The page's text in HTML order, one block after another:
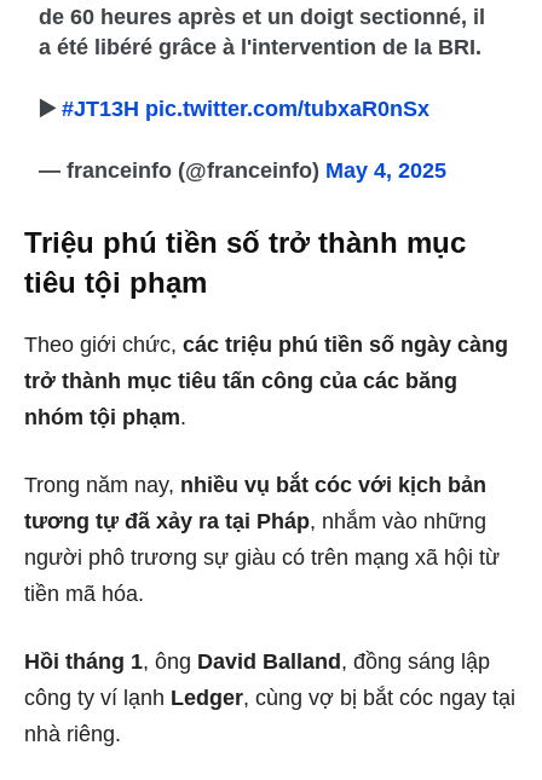
de 60 heures après et un doigt sectionné, il
a été libéré grâce à l'intervention de la BRI.
▶️#JT13H pic.twitter.com/tubxaR0nSx
— franceinfo (@franceinfo) May 4, 2025
Triệu phú tiền số trở thành mục
tiêu tội phạm
Theo giới chức, các triệu phú tiền số ngày càng
trở thành mục tiêu tấn công của các băng
nhóm tội phạm.
Trong năm nay, nhiều vụ bắt cóc với kịch bản
tương tự đã xảy ra tại Pháp, nhắm vào những
người phô trương sự giàu có trên mạng xã hội từ
tiền mã hóa.
Hồi tháng 1, ông David Balland, đồng sáng lập
công ty ví lạnh Ledger, cùng vợ bị bắt cóc ngay tại
nhà riêng.